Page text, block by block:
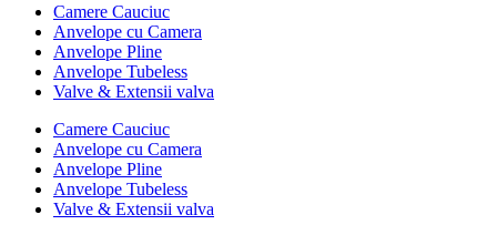
Camere Cauciuc
Anvelope cu Camera
Anvelope Pline
Anvelope Tubeless
Valve & Extensii valva
Camere Cauciuc
Anvelope cu Camera
Anvelope Pline
Anvelope Tubeless
Valve & Extensii valva